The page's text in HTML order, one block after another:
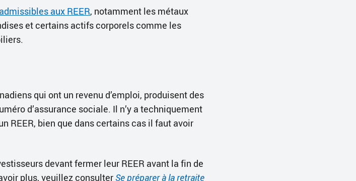
aux REER, notamment les métaux
et certains actifs corporels comme les
qui ont un revenu d’emploi, produisent des
d’assurance sociale. Il n’y a techniquement
REER, bien que dans certains cas il faut avoir
devant fermer leur REER avant la fin de
plus, veuillez consulter Se préparer à la retraite